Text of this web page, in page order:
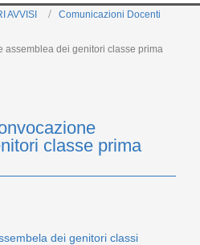
AVVISI Comunicazioni Docenti
assemblea dei genitori classe prima
classe prima
dei genitori classi